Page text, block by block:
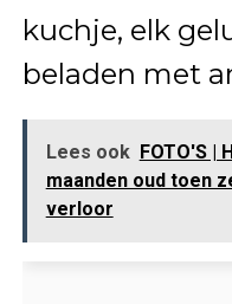
kuchje, elk
beladen met
Lees ook FOTO'S |
maanden oud toen
verloor